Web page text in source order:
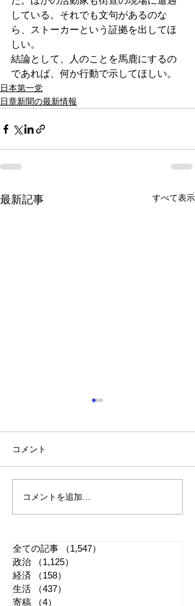
している。それでも文句があるのな
ら、ストーカーという証拠を出してほ
しい。
結論として、人のことを馬鹿にするの
であれば、何か行動で示してほしい。
日本第一党
日章新聞の最新情報
最新記事 すべて表示
会費改定のお知らせ
コメント
コメントを追加…
全ての記事 （1,547）
政治
（1,125）
経済
（158）
生活
（437）
寄稿
（4）